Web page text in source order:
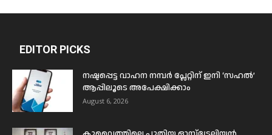
EDITOR PICKS
നഷ്ടപ്പെട്ട വാഹന നമ്പർ പ്ലേറ്റിന് ഇനി ‘സഹൽ’
ആപ്പിലൂടെ അപേക്ഷിക്കാം
August 6, 2026